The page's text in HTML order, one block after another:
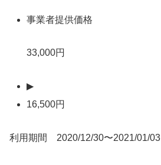
事業者提供価格
33,000円
▶
16,500円
利用期間 2020/12/30〜2021/01/03